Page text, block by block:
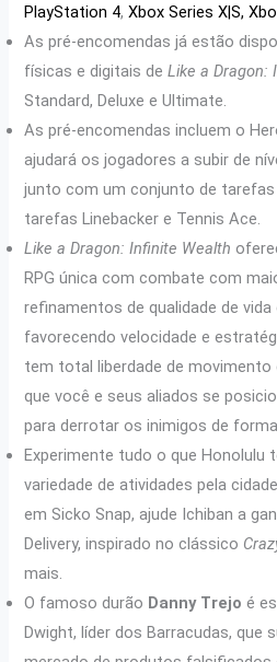
PlayStation 4,Xbox Series X|S,
As pré-encomendas já estão
físicas e digitais deLike a Dragon:
Standard, Deluxe e Ultimate.
As pré-encomendas incluem o
ajudará os jogadores a subir de
junto com um conjunto de tarefas
tarefas Linebacker e Tennis Ace.
Like a Dragon: Infinite Wealth
RPG única com combate com
refinamentos de qualidade de
favorecendo velocidade e
tem total liberdade de movimento
que você e seus aliados se
para derrotar os inimigos de
Experimente tudo o que
variedade de atividades pela
em Sicko Snap, ajude Ichiban a
Delivery, inspirado no clássico
mais. ​
O famoso durão Danny Trejo é
Dwight, líder dos Barracudas, que